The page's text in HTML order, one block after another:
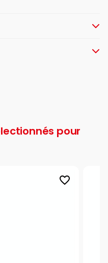
pour
favorite_border